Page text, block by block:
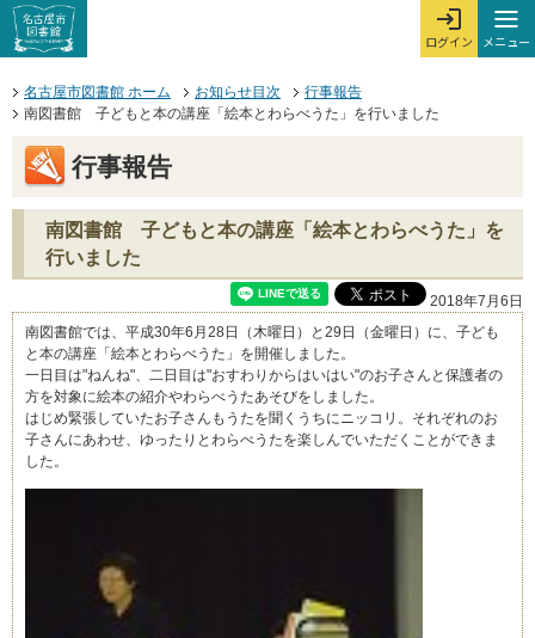
ページの先頭です。
本文へジャンプする。
ここからサイト内共通メニューです。
サイト内共通メニューをスキップする
ログイン
ログインを開
メニュー
メ
サイト内共通メニューここまで。
名古屋市図書館 ホーム
お知らせ目次
行事報告
南図書館 子どもと本の講座「絵本とわらべうた」を行いました
行事報告
南図書館 子どもと本の講座「絵本とわらべうた」を
行いました
2018年7月6日
南図書館では、平成30年6月28日（木曜日）と29日（金曜日）に、子ども
と本の講座「絵本とわらべうた」を開催しました。
一日目は"ねんね"、二日目は"おすわりからはいはい"のお子さんと保護者の
方を対象に絵本の紹介やわらべうたあそびをしました。
はじめ緊張していたお子さんもうたを聞くうちにニッコリ。それぞれのお
子さんにあわせ、ゆったりとわらべうたを楽しんでいただくことができま
した。